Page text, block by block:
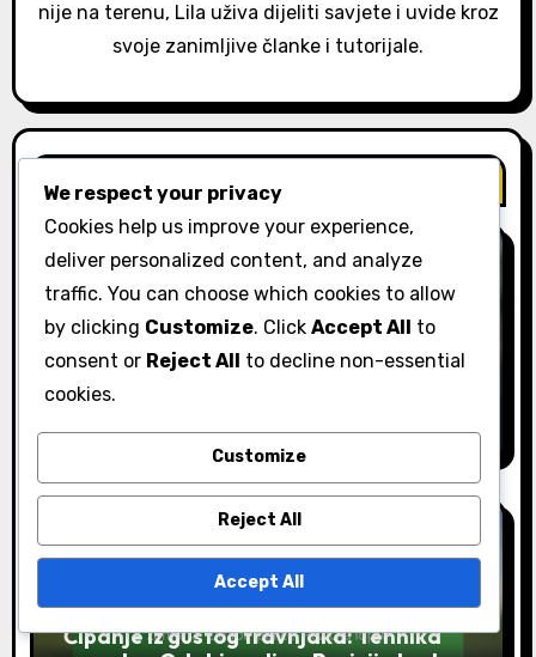
nije na terenu, Lila uživa dijeliti savjete i uvide kroz
svoje zanimljive članke i tutorijale.
Related Post
Tehnike čipiranja
Čipanje s lob wedgeom: Tehnika
zamaha, Pokret zapešća, Pozicija lopte
Čipanje iz gustog travnjaka: Tehnika
We respect your privacy
Cookies help us improve your experience,
deliver personalized content, and analyze
traffic. You can choose which cookies to allow
by clicking Customize. Click Accept All to
consent or Reject All to decline non-essential
cookies.
Customize
Reject All
Accept All